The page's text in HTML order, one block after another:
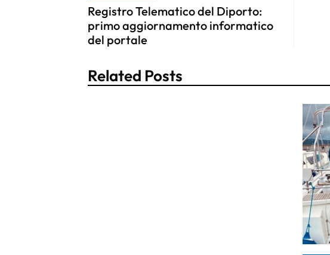
Registro Telematico del Diporto:
primo aggiornamento informatico
del portale
Related Posts